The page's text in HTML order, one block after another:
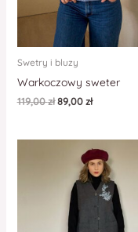
Swetry i bluzy
Warkoczowy sweter
119,00zł 89,00zł